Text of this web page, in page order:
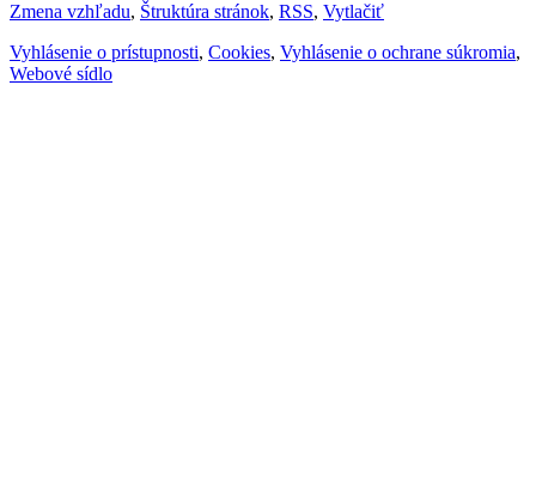
Zmena vzhľadu, Štruktúra stránok, RSS, Vytlačiť
Vyhlásenie o prístupnosti, Cookies, Vyhlásenie o ochrane súkromia,
Webové sídlo